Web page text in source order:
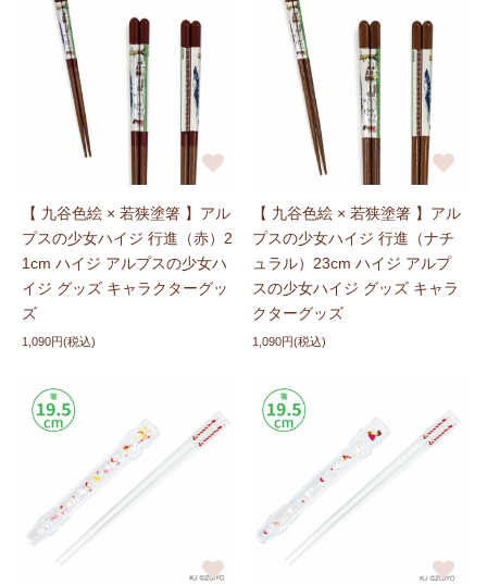
【 九谷色絵 × 若狭塗箸 】アル
プスの少女ハイジ 行進（赤）2
1cm ハイジ アルプスの少女ハ
イジ グッズ キャラクターグッ
ズ
1,090円(税込)
【 九谷色絵 × 若狭塗箸 】アル
プスの少女ハイジ 行進（ナチ
ュラル）23cm ハイジ アルプ
スの少女ハイジ グッズ キャラ
クターグッズ
1,090円(税込)